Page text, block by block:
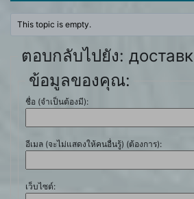
This topic is empty.
ตอบกลับไปยัง:
ข้อมูลของคุณ:
ชื่อ (จำเป็นต้องมี):
อีเมล (จะไม่แสดงให้คนอื่นรู้) (ต้องการ):
เว็บไซต์: